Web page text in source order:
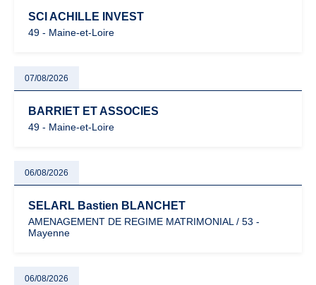
SCI ACHILLE INVEST
49 - Maine-et-Loire
07/08/2026
BARRIET ET ASSOCIES
49 - Maine-et-Loire
06/08/2026
SELARL Bastien BLANCHET
AMENAGEMENT DE REGIME MATRIMONIAL / 53 -
Mayenne
06/08/2026